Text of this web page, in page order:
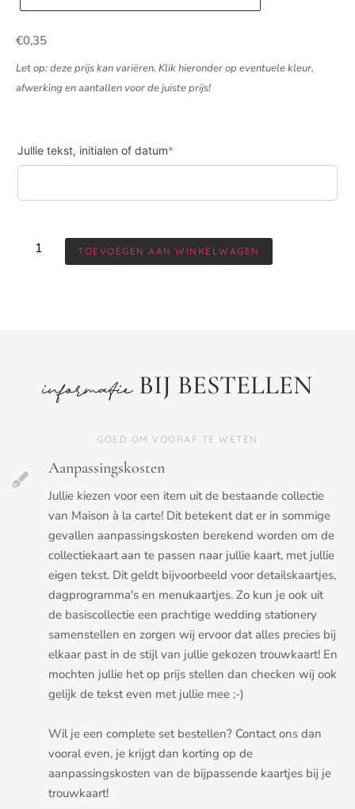
€0,35
Let op: deze prijs kan variëren. Klik hieronder op eventuele kleur,
afwerking en aantallen voor de juiste prijs!
Jullie tekst, initialen of datum*
TOEVOEGEN AAN WINKELWAGEN
informatieBIJ BESTELLEN
GOED OM VOORAF TE WETEN
Aanpassingskosten
Jullie kiezen voor een item uit de bestaande collectie
van Maison à la carte! Dit betekent dat er in sommige
gevallen aanpassingskosten berekend worden om de
collectiekaart aan te passen naar jullie kaart, met jullie
eigen tekst. Dit geldt bijvoorbeeld voor detailskaartjes,
dagprogramma's en menukaartjes. Zo kun je ook uit
de basiscollectie een prachtige wedding stationery
samenstellen en zorgen wij ervoor dat alles precies bij
elkaar past in de stijl van jullie gekozen trouwkaart! En
mochten jullie het op prijs stellen dan checken wij ook
gelijk de tekst even met jullie mee ;-)
Wil je een complete set bestellen? Contact ons dan
vooral even, je krijgt dan korting op de
aanpassingskosten van de bijpassende kaartjes bij je
trouwkaart!